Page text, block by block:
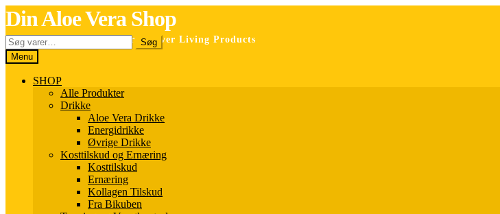
Spring
til
navigation
Spring
til
indhold
Din Aloe Vera Shop
Selvstændig forhandler for Forever Living Products
Søg
efter:
Søg
Menu
SHOP
Alle Produkter
Drikke
Aloe Vera Drikke
Energidrikke
Øvrige Drikke
Kosttilskud og Ernæring
Kosttilskud
Ernæring
Kollagen Tilskud
Fra Bikuben